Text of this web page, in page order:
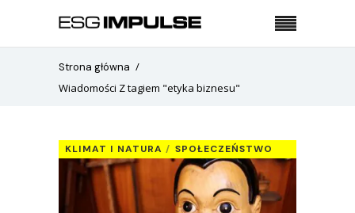
Strona główna
Wiadomości Z tagiem "etyka biznesu"
KLIMAT I NATURA SPOŁECZEŃSTWO